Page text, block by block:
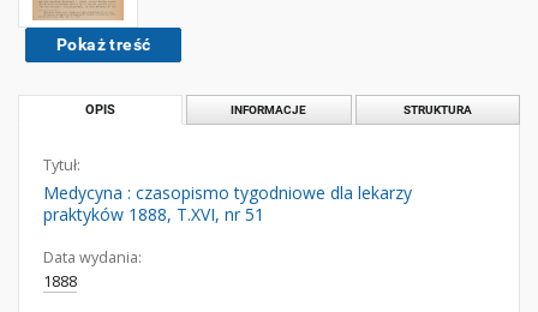
Pokaż treść
OPIS INFORMACJE STRUKTURA
Tytuł:
Medycyna : czasopismo tygodniowe dla lekarzy
praktyków 1888, T.XVI, nr 51
Data wydania:
1888